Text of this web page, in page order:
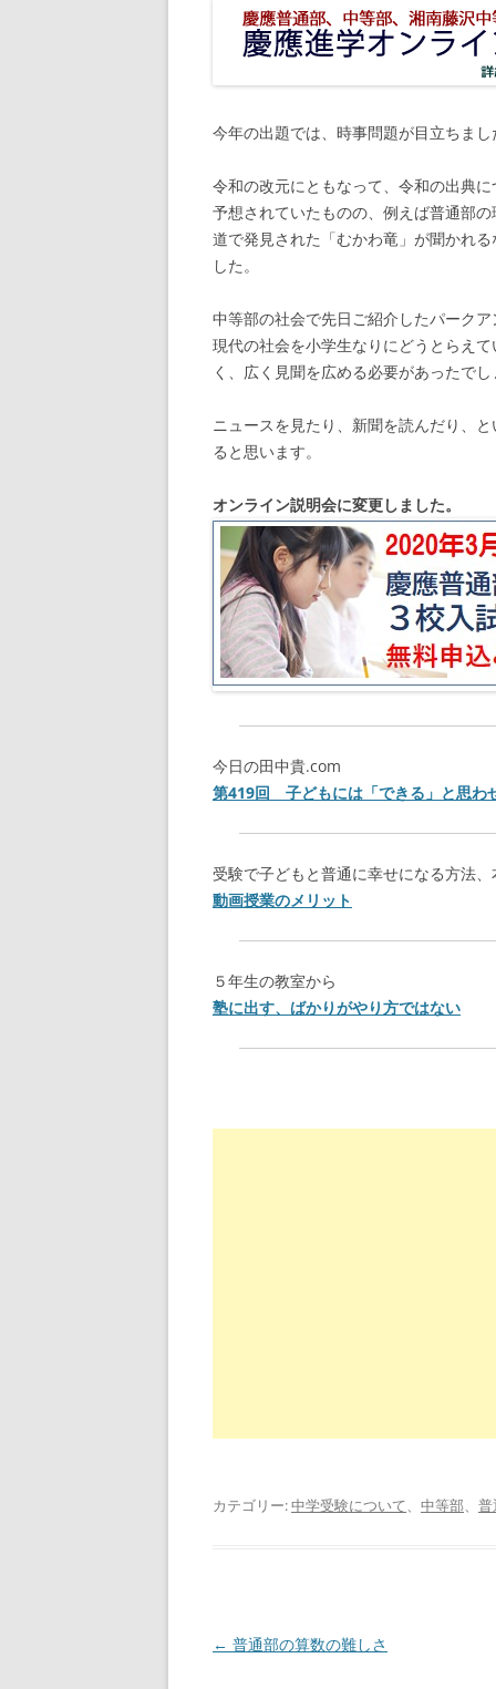
今年の出題では、時事問題が目立ちまし
令和の改元にともなって、令和の出典
予想されていたものの、例えば普通部
道で発見された「むかわ竜」が聞かれ
した。
中等部の社会で先日ご紹介したパーク
現代の社会を小学生なりにどうとらえ
く、広く見聞を広める必要があったでし
ニュースを見たり、新聞を読んだり、
ると思います。
オンライン説明会に変更しました。
今日の田中貴.com
第419回 子どもには「できる」と思わ
受験で子どもと普通に幸せになる方法
動画授業のメリット
５年生の教室から
塾に出す、ばかりがやり方ではない
カテゴリー:中学受験について、 中等部、 普
投
← 普通部の算数の難しさ